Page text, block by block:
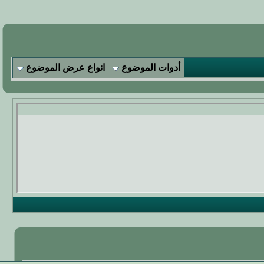
أدوات الموضوع انواع عرض الموضوع